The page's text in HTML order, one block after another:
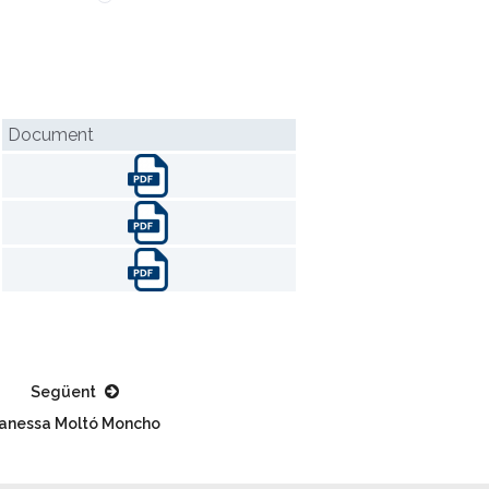
Document
Següent
Moltó Moncho